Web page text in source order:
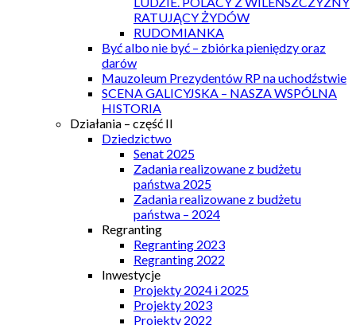
RATUJĄCY ŻYDÓW
RUDOMIANKA
Być albo nie być – zbiórka pieniędzy oraz
darów
Mauzoleum Prezydentów RP na uchodźstwie
SCENA GALICYJSKA – NASZA WSPÓLNA
HISTORIA
Działania – część II
Dziedzictwo
Senat 2025
Zadania realizowane z budżetu
państwa 2025
Zadania realizowane z budżetu
państwa – 2024
Regranting
Regranting 2023
Regranting 2022
Inwestycje
Projekty 2024 i 2025
Projekty 2023
Projekty 2022